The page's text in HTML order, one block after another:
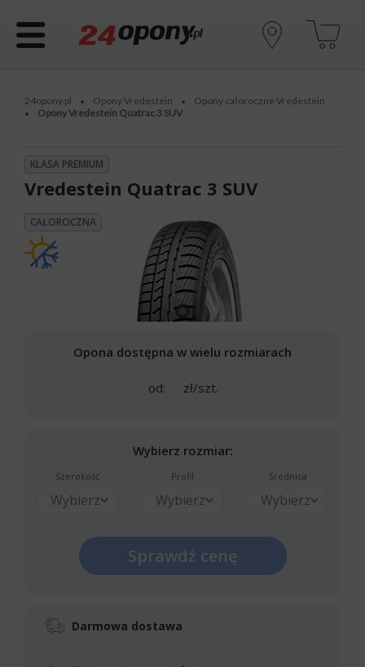
24opony.pl • Opony Vredestein • Opony całoroczne Vredestein
• Opony Vredestein Quatrac 3 SUV
KLASA PREMIUM
Vredestein Quatrac 3 SUV
CAŁOROCZNA
Opona dostępna w wielu rozmiarach
od: zł/szt.
Wybierz rozmiar:
Szerokość
Wybierz
Profil
Wybierz
Średnica
Wybierz
Sprawdź cenę
Darmowa dostawa